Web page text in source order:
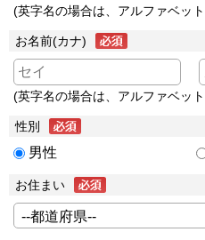
(英字名の場合は、アルファベッ
お名前(カナ)
(英字名の場合は、アルファベッ
性別
男性
お住まい